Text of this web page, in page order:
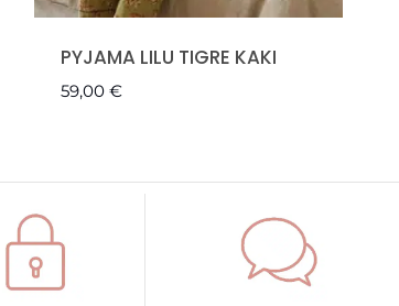
PYJAMA LILU TIGRE KAKI
59,00 €